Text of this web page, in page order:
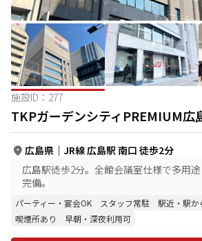
施設ID： 277
TKPガーデンシティPREMIUM広
広島県 ｜ JR線 広島駅 南口 徒歩2分
広島駅徒歩2分。全館会議室仕様で多用
完備。
パーティー・宴会OK スタッフ常駐
駅近・駅
喫煙所あり
早朝・深夜利用可